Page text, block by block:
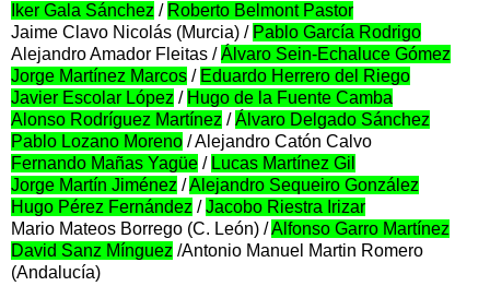
Iker Gala Sánchez / Roberto Belmont Pastor
Jaime Clavo Nicolás (Murcia) / Pablo García Rodrigo
Alejandro Amador Fleitas /Álvaro Sein-Echaluce Gómez
Jorge Martínez Marcos / Eduardo Herrero del Riego
Javier Escolar López / Hugo de la Fuente Camba
Alonso Rodríguez Martínez /Álvaro Delgado Sánchez
Pablo Lozano Moreno / Alejandro Catón Calvo
Fernando Mañas Yagüe / Lucas Martínez Gil
Jorge Martín Jiménez /Alejandro Sequeiro González
Hugo Pérez Fernández /Jacobo Riestra Irizar
Mario Mateos Borrego (C. León) /Alfonso Garro Martínez
David Sanz Mínguez /Antonio Manuel Martin Romero
(Andalucía)